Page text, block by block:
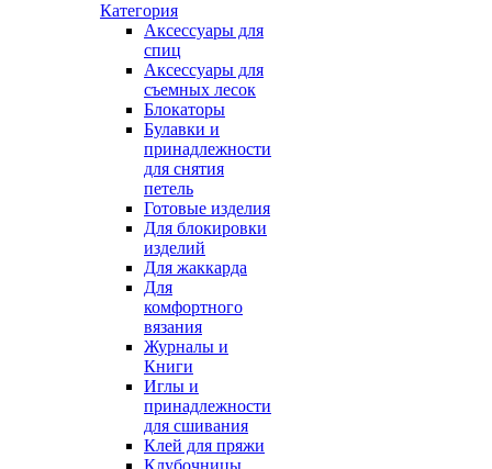
Категория
Аксессуары для
спиц
Аксессуары для
съемных лесок
Блокаторы
Булавки и
принадлежности
для снятия
петель
Готовые изделия
Для блокировки
изделий
Для жаккарда
Для
комфортного
вязания
Журналы и
Книги
Иглы и
принадлежности
для сшивания
Клей для пряжи
Клубочницы